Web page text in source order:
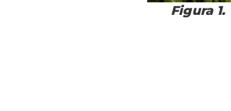
Figura 1.